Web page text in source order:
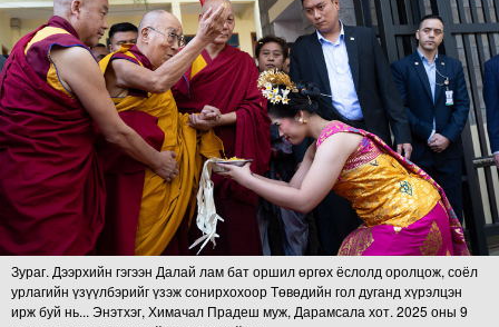
Зураг. Дээрхийн гэгээн Далай лам бат оршил өргөх ёслолд оролцож, соёл
урлагийн үзүүлбэрийг үзэж сонирхохоор Төвөдийн гол дуганд хүрэлцэн
ирж буй нь... Энэтхэг, Химачал Прадеш муж, Дарамсала хот. 2025 оны 9